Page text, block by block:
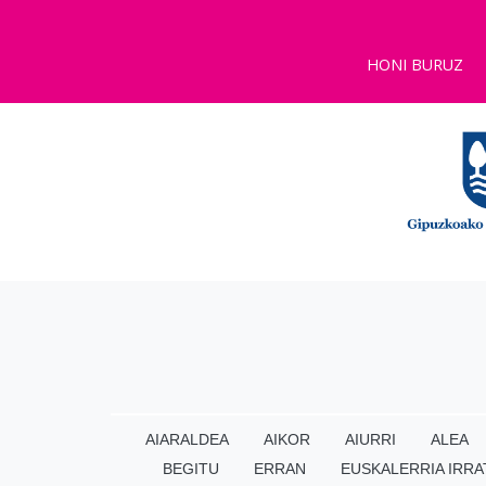
HONI BURUZ
AIARALDEA AIKOR AIURRI ALEA
BEGITU
ERRAN EUSKALERRIA